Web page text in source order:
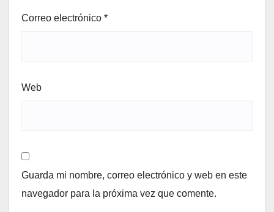
Correo electrónico *
Web
Guarda mi nombre, correo electrónico y web en este
navegador para la próxima vez que comente.